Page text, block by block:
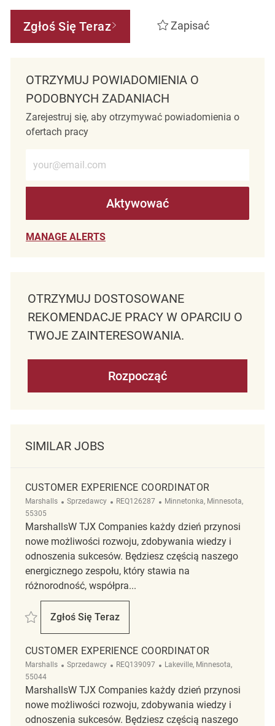
Zgłoś Się Teraz Zapisać
OTRZYMUJ POWIADOMIENIA O
PODOBNYCH ZADANIACH
Zarejestruj się, aby otrzymywać powiadomienia o
ofertach pracy
Aktywować
MANAGE ALERTS
OTRZYMUJ DOSTOSOWANE
REKOMENDACJE PRACY W OPARCIU O
TWOJE ZAINTERESOWANIA.
Rozpocząć
SIMILAR JOBS
CUSTOMER EXPERIENCE COORDINATOR
Marshalls Kategoria
Sprzedawcy ReqId
REQ126287 Lokalizacja
Minnetonka, Minnesota,
55305
MarshallsW TJX Companies każdy dzień przynosi
nowe możliwości rozwoju, zdobywania wiedzy i
odnoszenia sukcesów. Będziesz częścią naszego
energicznego zespołu, który stawia na
różnorodność, współpra...
Zapisać Customer Experience Coordinator REQ126287
Zgłoś Się Teraz
Customer Experience Coordinator
CUSTOMER EXPERIENCE COORDINATOR
Marshalls Kategoria
Sprzedawcy ReqId
REQ139097 Lokalizacja
Lakeville, Minnesota,
55044
MarshallsW TJX Companies każdy dzień przynosi
nowe możliwości rozwoju, zdobywania wiedzy i
odnoszenia sukcesów. Będziesz częścią naszego